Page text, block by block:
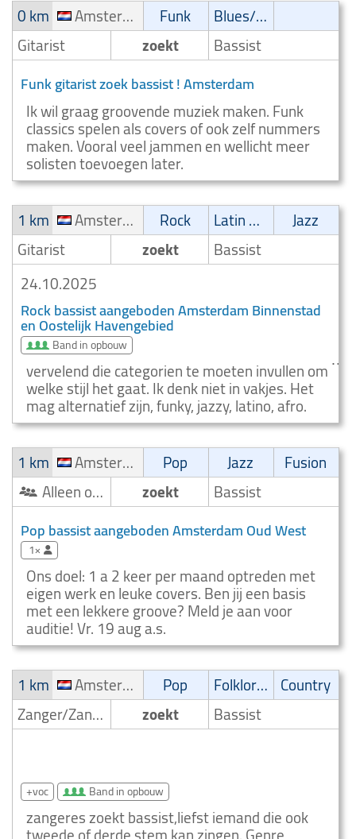
0 km
Amsterdam Funk
Blues/Swing
Gitarist
zoekt Bassist
Funk gitarist zoek bassist ! Amsterdam
Ik wil graag groovende muziek maken. Funk
classics spelen als covers of ook zelf nummers
maken. Vooral veel jammen en wellicht meer
solisten toevoegen later.
1 km
Amsterdam Binnenstad en Oostelijk Havengebied Rock Latin muziek
Jazz
Gitarist
zoekt
Bassist
24.10.2025
Rock bassist aangeboden Amsterdam Binnenstad
en Oostelijk Havengebied
Band in opbouw
vervelend die categorien te moeten invullen om
welke stijl het gaat. Ik denk niet in vakjes. Het
mag alternatief zijn, funky, jazzy, latino, afro.
1 km
Amsterdam Oud West Pop Jazz
Fusion
Alleen optredend artist
zoekt Bassist
Pop bassist aangeboden Amsterdam Oud West
1×
Ons doel: 1 a 2 keer per maand optreden met
eigen werk en leuke covers. Ben jij een basis
met een lekkere groove? Meld je aan voor
auditie! Vr. 19 aug a.s.
1 km
Amsterdam Binnenstad en Oostelijk Havengebied Pop Folklore/Irish folk Country
Zanger/Zangeres
zoekt Bassist
+voc Band in opbouw
zangeres zoekt bassist,liefst iemand die ook